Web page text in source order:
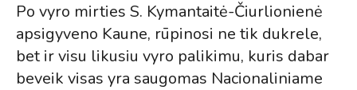
Po vyro mirties S. Kymantaitė-Čiurlionienė
apsigyveno Kaune, rūpinosi ne tik dukrele,
bet ir visu likusiu vyro palikimu, kuris dabar
beveik visas yra saugomas Nacionaliniame